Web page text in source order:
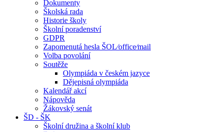
Dokumenty
Školská rada
Historie školy
Školní poradenství
GDPR
Zapomenutá hesla ŠOL⁄office⁄mail
Volba povolání
Soutěže
Olympiáda v českém jazyce
Dějepisná olympiáda
Kalendář akcí
Nápověda
Žákovský senát
ŠD - ŠK
Školní družina a školní klub